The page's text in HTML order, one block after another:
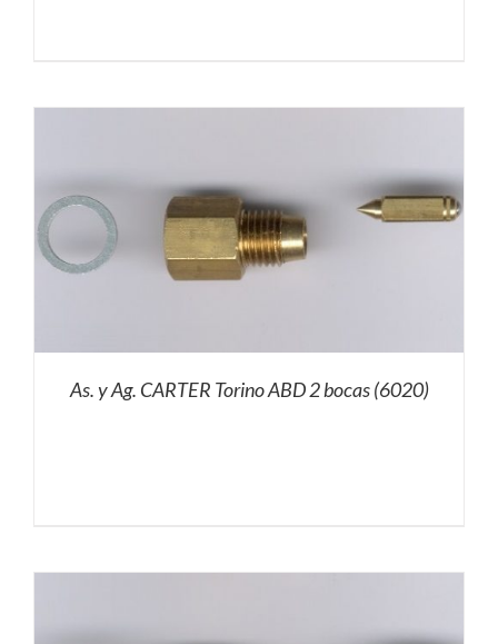
As. y Ag. CARTER Torino ABD 2 bocas (6020)